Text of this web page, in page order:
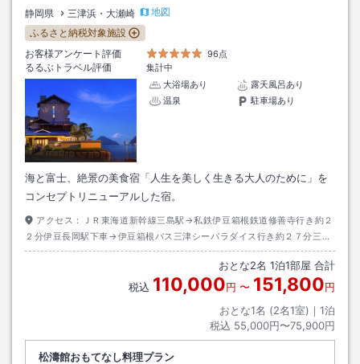
静岡県 三津浜・大瀬崎
地図
ふるさと納税対象施設
お客様アンケート評価
96点
るるぶトラベル評価
集計中
大浴場あり
露天風呂あり
温泉
駐車場あり
海と富士、絶景の美食宿「人生を美しく生きる大人のために」を
コンセプトリニューアルした宿。
アクセス：
ＪＲ東海道新幹線三島駅→私鉄伊豆箱根鉄道修善寺行き約２
２分伊豆長岡駅下車→伊豆箱根バス三津シーパラダイス行き約２７分三津
シーパラダイス下車→徒歩約０分
おとな2名 1泊1部屋 合計
税込 110,000円 〜 151,800円
おとな1名 (2名1室)｜ 1泊
税込 55,000円〜75,900円
松濤館おもてなし料理プラン